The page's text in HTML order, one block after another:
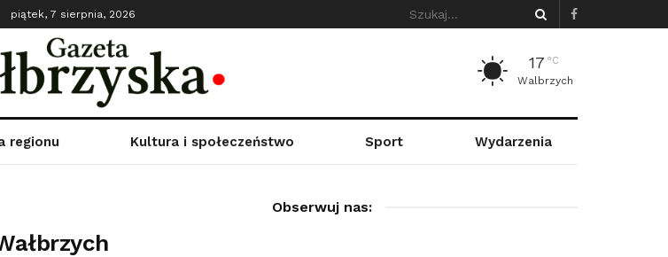
piątek, 7 sierpnia, 2026
17 °C
Walbrzych
regionu Kultura i społeczeństwo Sport Wydarzenia
Obserwuj nas: